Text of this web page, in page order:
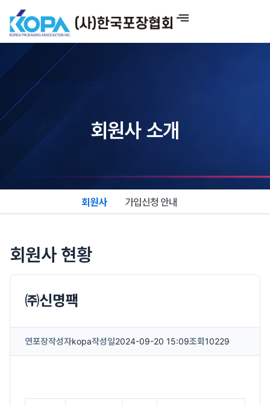
너
회원사 소개
회원사 가입신청 안내
회원사 현황
㈜신명팩
연포장작성자kopa작성일2024-09-20 15:09조회 10229